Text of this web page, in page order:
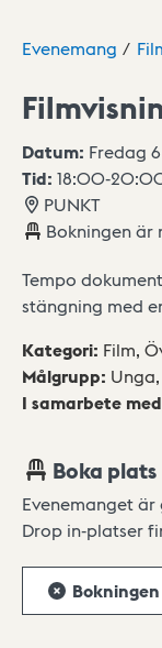
Evenemang
Datum: Fredag
Tid: 18:00-
PUNKT
Bokningen är
Tempo
stängning med
Kategori: Film,
Målgrupp: Unga,
I samarbete med
Boka plats
Evenemanget
Drop in-platser